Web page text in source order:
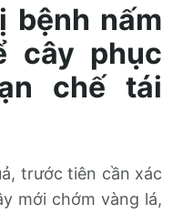
bệnh nấm
cây phục
chế tái
trước tiên cần xác
mới chớm vàng lá,